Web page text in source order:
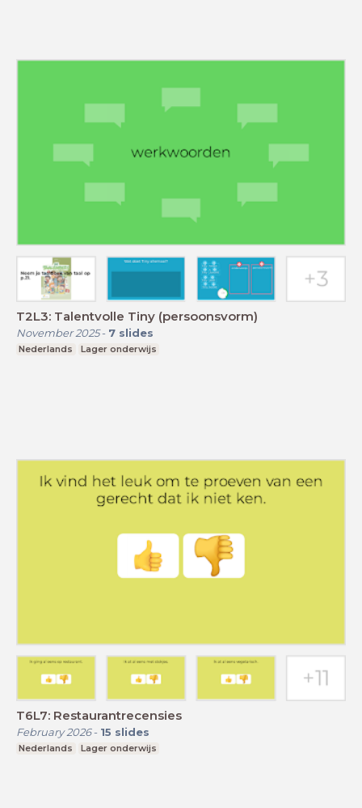
T2L3: Talentvolle Tiny (persoonsvorm)
November 2025- 7 slides
Nederlands Lager onderwijs
T6L7: Restaurantrecensies
February 2026- 15 slides
Nederlands Lager onderwijs